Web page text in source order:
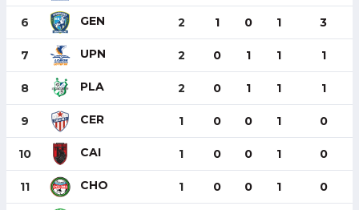
6 GEN 2 1 0 1 3
7 UPN 2 0 1 1 1
8 PLA 2 0 1 1 1
9 CER 1 0 0 1 0
10 CAI 1 0 0 1 0
11 CHO 1 0 0 1 0